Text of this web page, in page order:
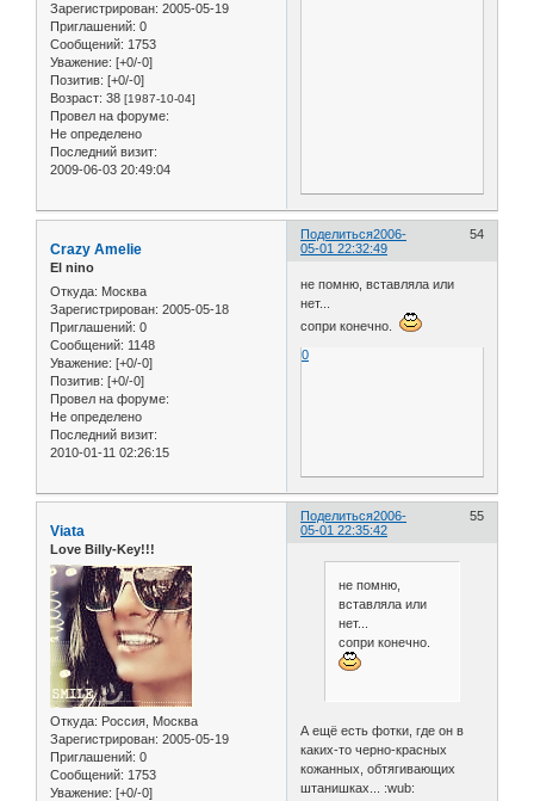
Зарегистрирован: 2005-05-19
Приглашений: 0
Сообщений: 1753
Уважение: [+0/-0]
Позитив: [+0/-0]
Возраст: 38 [1987-10-04]
Провел на форуме:
Не определено
Последний визит:
2009-06-03 20:49:04
Поделиться 54
2006-
05-01 22:32:49
Crazy Amelie
El nino
Откуда: Москва
Зарегистрирован: 2005-05-18
Приглашений: 0
Сообщений: 1148
Уважение: [+0/-0]
Позитив: [+0/-0]
Провел на форуме:
Не определено
Последний визит:
2010-01-11 02:26:15
не помню, вставляла или
нет...
сопри конечно.
0
Поделиться 55
2006-
05-01 22:35:42
Viata
Love Billy-Key!!!
Откуда: Россия, Москва
Зарегистрирован: 2005-05-19
Приглашений: 0
Сообщений: 1753
Уважение: [+0/-0]
не помню,
вставляла или
нет...
сопри конечно.
А ещё есть фотки, где он в
каких-то черно-красных
кожанных, обтягивающих
штанишках... :wub: